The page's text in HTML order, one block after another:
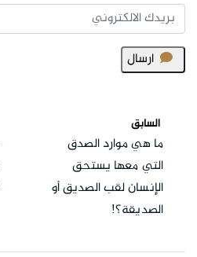
ارسال
السابق
ما هي موارد الصدق
التي معها يستحق
الإنسان لقب الصديق أو
الصديقة؟!